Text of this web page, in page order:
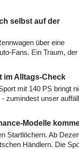
selbst auf der
über eine
Fans. Ein Traum,
im Alltags-Check
mit 140 PS bringt
- zumindest unser
Modelle
Startlöchern. Ab
Händlern. Die